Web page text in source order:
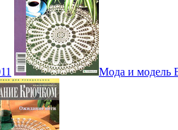
Мода и модель